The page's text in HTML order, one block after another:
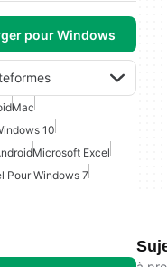
pour Windows
Mac
10
Microsoft Excel
Pour Windows 7